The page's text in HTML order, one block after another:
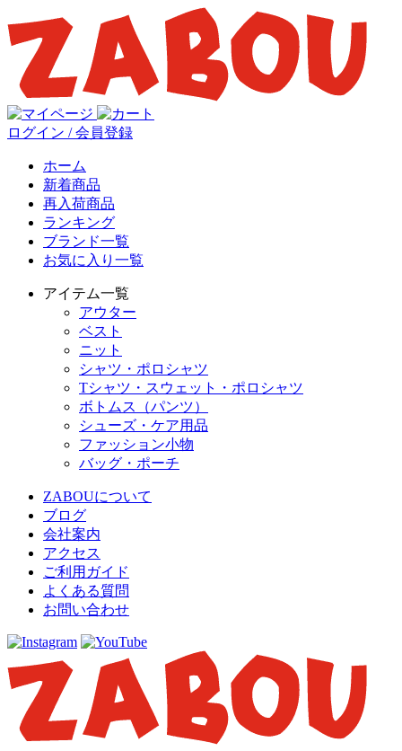
ログイン / 会員登録
ホーム
新着商品
再入荷商品
ランキング
ブランド一覧
お気に入り一覧
アイテム一覧
アウター
ベスト
ニット
シャツ・ポロシャツ
Tシャツ・スウェット・ポロシャツ
ボトムス（パンツ）
シューズ・ケア用品
ファッション小物
バッグ・ポーチ
ZABOUについて
ブログ
会社案内
アクセス
ご利用ガイド
よくある質問
お問い合わせ